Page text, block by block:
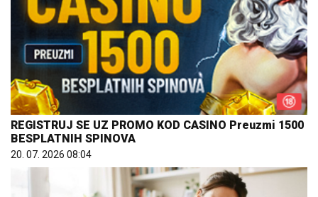
REGISTRUJ SE UZ PROMO KOD CASINO Preuzmi 1500
BESPLATNIH SPINOVA
20. 07. 2026 08:04